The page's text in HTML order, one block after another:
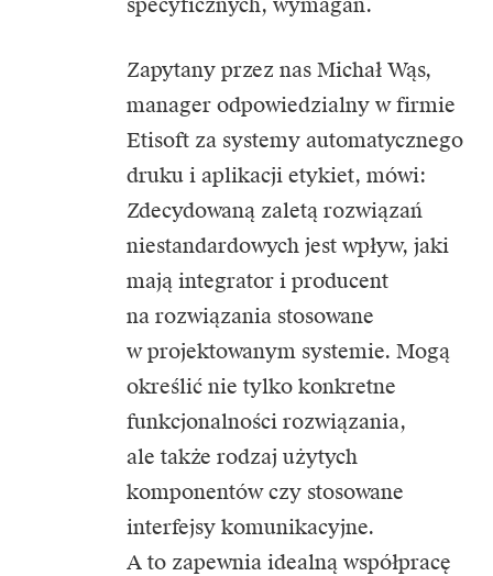
Zapytany przez nas Michał Wąs,
manager odpowiedzialny w firmie
Etisoft za systemy automatycznego
druku i aplikacji etykiet, mówi:
Zdecydowaną zaletą rozwiązań
niestandardowych jest wpływ, jaki
mają integrator i producent
na rozwiązania stosowane
w projektowanym systemie. Mogą
określić nie tylko konkretne
funkcjonalności rozwiązania,
ale także rodzaj użytych
komponentów czy stosowane
interfejsy komunikacyjne.
A to zapewnia idealną współpracę